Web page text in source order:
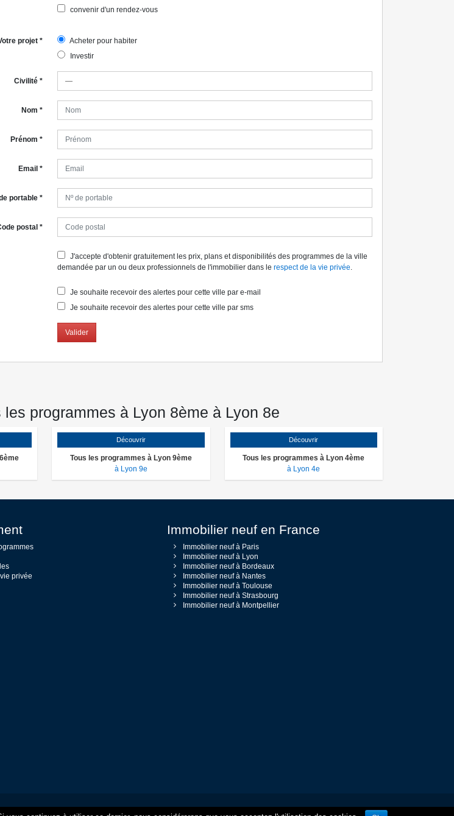
convenir d'un rendez-vous
projet *
Acheter pour habiter
Investir
Civilité *
Nom *
Prénom *
Email *
de portable *
postal *
J'accepte d'obtenir gratuitement les prix, plans et disponibilités des programmes de la ville
demandée par un ou deux professionnels de l'immobilier dans le respect de la vie privée.
Je souhaite recevoir des alertes pour cette ville par e-mail
Je souhaite recevoir des alertes pour cette ville par sms
Valider
programmes à Lyon 8ème à Lyon 8e
Découvrir
Tous les programmes à Lyon 9ème
à Lyon 9e
Découvrir
Tous les programmes à Lyon 4ème
à Lyon 4e
privée
Immobilier neuf en France
Immobilier neuf à Paris
Immobilier neuf à Lyon
Immobilier neuf à Bordeaux
Immobilier neuf à Nantes
Immobilier neuf à Toulouse
Immobilier neuf à Strasbourg
Immobilier neuf à Montpellier